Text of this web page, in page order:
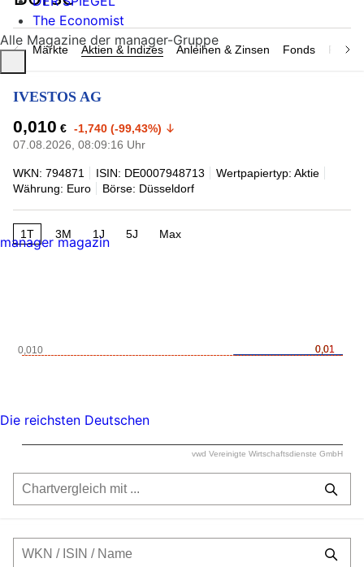
Märkte Aktien & Indizes Anleihen & Zinsen Fonds
IVESTOS AG
0,010 € -1,740 (-99,43%)
07.08.2026, 08:09:16 Uhr
WKN: 794871 ISIN: DE0007948713
Wertpapiertyp: Aktie
Währung: Euro
Börse: Düsseldorf
1T 3M 1J 5J Max
0,01
0,01
0,010
vwd Vereinigte Wirtschaftsdienste GmbH
The Economist
Alle Magazine der manager-Gruppe
manager magazin
Die reichsten Deutschen